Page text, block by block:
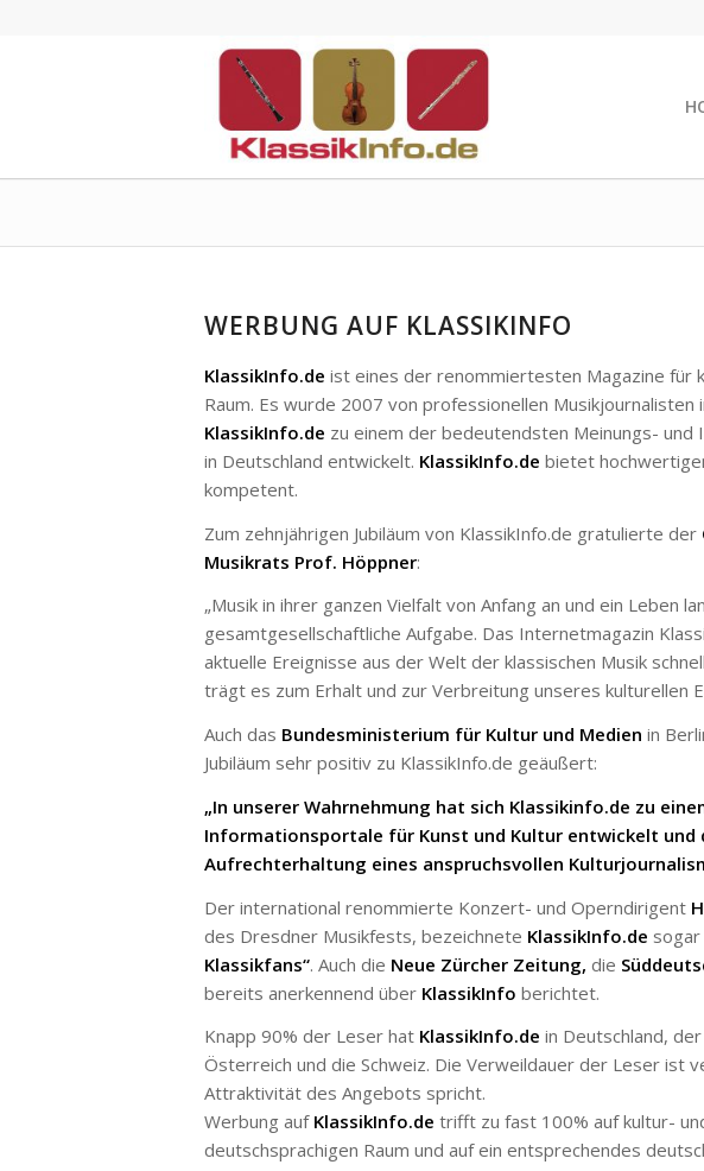
WERBUNG AUF KLASSIKINFO
KlassikInfo.de ist eines der renommiertesten Magazine für
Raum. Es wurde 2007 von professionellen Musikjournalisten
KlassikInfo.de zu einem der bedeutendsten Meinungs-
in Deutschland entwickelt. KlassikInfo.de bietet
kompetent.
Zum zehnjährigen Jubiläum von KlassikInfo.de gratulierte der
Musikrats Prof. Höppner:
„Musik in ihrer ganzen Vielfalt von Anfang an und ein Leben
gesamtgesellschaftliche Aufgabe. Das Internetmagazin
aktuelle Ereignisse aus der Welt der klassischen Musik
trägt es zum Erhalt und zur Verbreitung unseres kulturellen
Auch das Bundesministerium für Kultur und Medien in
Jubiläum sehr positiv zu KlassikInfo.de geäußert:
„In unserer Wahrnehmung hat sich Klassikinfo.de zu
Informationsportale für Kunst und Kultur entwickelt und
Aufrechterhaltung eines anspruchsvollen
Der international renommierte Konzert- und Operndirigent
des Dresdner Musikfests, bezeichnete KlassikInfo.de sogar
Klassikfans“. Auch die Neue Zürcher Zeitung, die
bereits anerkennend über KlassikInfo berichtet.
Knapp 90% der Leser hat KlassikInfo.de in Deutschland,
Österreich und die Schweiz. Die Verweildauer der Leser ist
Attraktivität des Angebots spricht.
Werbung auf KlassikInfo.de trifft zu fast 100% auf kultur-
deutschsprachigen Raum und auf ein entsprechendes